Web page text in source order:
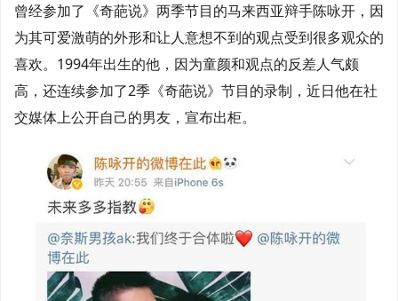
曾经参加了《奇葩说》两季节目的马来西亚辩手陈咏开，因
为其可爱激萌的外形和让人意想不到的观点受到很多观众的
喜欢。1994年出生的他，因为童颜和观点的反差人气颇
高，还连续参加了2季《奇葩说》节目的录制，近日他在社
交媒体上公开自己的男友，宣布出柜。